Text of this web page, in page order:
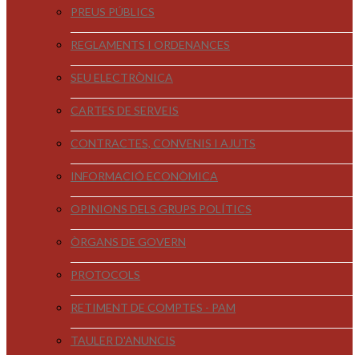
PREUS PÚBLICS
REGLAMENTS I ORDENANCES
SEU ELECTRÒNICA
CARTES DE SERVEIS
CONTRACTES, CONVENIS I AJUTS
INFORMACIÓ ECONÒMICA
OPINIONS DELS GRUPS POLÍTICS
ÒRGANS DE GOVERN
PROTOCOLS
RETIMENT DE COMPTES - PAM
TAULER D'ANUNCIS